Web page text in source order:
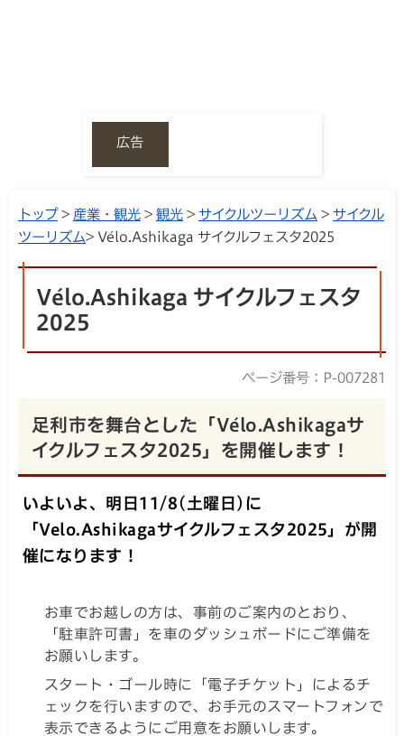
広告
トップ> 産業・観光 > 観光 > サイクルツーリズム > サイクル
ツーリズム> Vélo.Ashikaga サイクルフェスタ2025
Vélo.Ashikaga サイクルフェスタ
2025
ページ番号：P-007281
足利市を舞台とした「Vélo.Ashikagaサ
イクルフェスタ2025」を開催します！
いよいよ、明日11/8(土曜日)に
「Velo.Ashikagaサイクルフェスタ2025」が開
催になります！
お車でお越しの方は、事前のご案内のとおり、
「駐車許可書」を車のダッシュボードにご準備を
お願いします。
スタート・ゴール時に「電子チケット」によるチ
ェックを行いますので、お手元のスマートフォンで
表示できるようにご用意をお願いします。